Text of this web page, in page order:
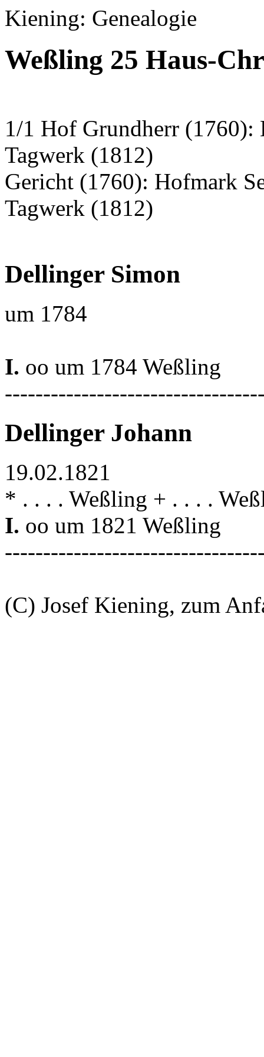
Kiening: Genealogie
Weßling 25 Haus-
1/1 Hof Grundherr (1760):
Tagwerk (1812)
Gericht (1760): Hofmark
Tagwerk (1812)
Dellinger Simon
um 1784
I. oo um 1784 Weßling
Dellinger Johann
19.02.1821
* . . . . Weßling + . . . .
I. oo um 1821 Weßling
(C) Josef Kiening, zum